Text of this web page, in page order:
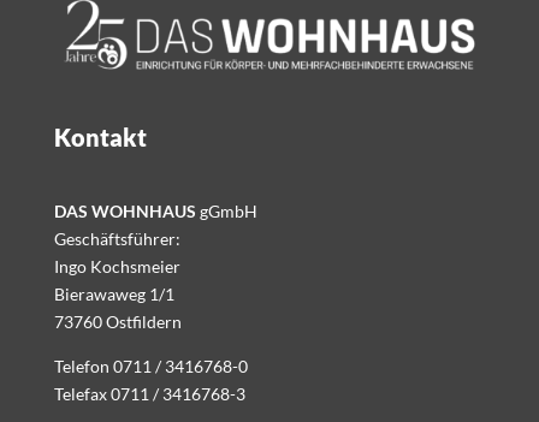
Kontakt
DAS WOHNHAUS gGmbH
Geschäftsführer:
Ingo Kochsmeier
Bierawaweg 1/1
73760 Ostfildern
Telefon 0711 / 3416768-0
Telefax 0711 / 3416768-3